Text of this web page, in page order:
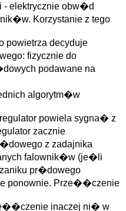
- elektrycznie obw�d
Korzystanie z tego
powietrza decyduje
fizycznie do
podawane na
algorytm�w
powiela sygna� z
zacznie
z zadajnika
falownik�w (je�li
pr�dowego
ponownie. Prze��czenie
inaczej ni� w